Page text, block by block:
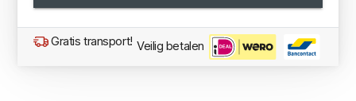
Gratis transport! Veilig betalen